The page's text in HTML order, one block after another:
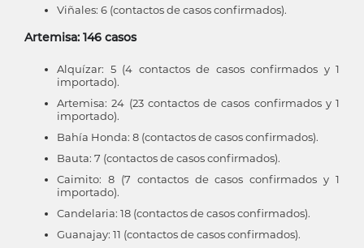
Viñales: 6 (contactos de casos confirmados).
Artemisa: 146 casos
Alquízar: 5 (4 contactos de casos confirmados y 1
importado).
Artemisa: 24 (23 contactos de casos confirmados y 1
importado).
Bahía Honda: 8 (contactos de casos confirmados).
Bauta: 7 (contactos de casos confirmados).
Caimito: 8 (7 contactos de casos confirmados y 1
importado).
Candelaria: 18 (contactos de casos confirmados).
Guanajay: 11 (contactos de casos confirmados).